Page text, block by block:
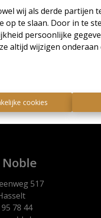
wij als derde partijen
te slaan. Door in te
persoonlijke
altijd wijzigen
cookies
Te
517
78 44